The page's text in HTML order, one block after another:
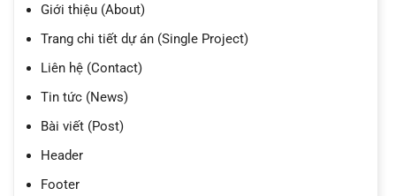
Giới thiệu (About)
Trang chi tiết dự án (Single Project)
Liên hệ (Contact)
Tin tức (News)
Bài viết (Post)
Header
Footer